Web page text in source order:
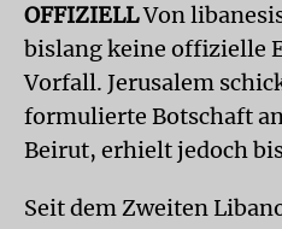
OFFIZIELLVon
bislang keine offizielle
Vorfall. Jerusalem
formulierte Botschaft
Beirut, erhielt jedoch
Seit dem Zweiten